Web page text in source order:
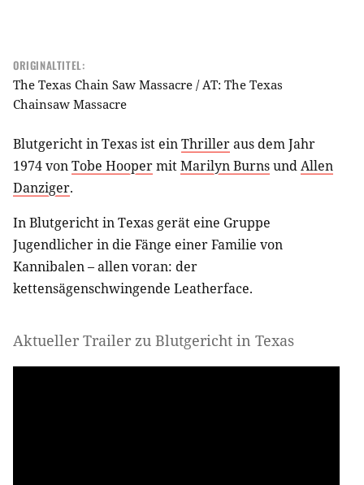
ORIGINALTITEL:
The Texas Chain Saw Massacre / AT: The Texas
Chainsaw Massacre
Blutgericht in Texas ist einThrilleraus dem Jahr
1974 vonTobe HoopermitMarilyn BurnsundAllen
Danziger.
In Blutgericht in Texas gerät eine Gruppe
Jugendlicher in die Fänge einer Familie von
Kannibalen – allen voran: der
kettensägenschwingende Leatherface.
Aktueller Trailer zu Blutgericht in Texas